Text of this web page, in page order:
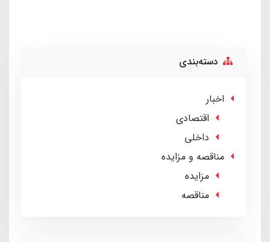
دسته‌بندی
اخبار
اقتصادی
داخلی
مناقصه و مزایده
مزایده
مناقصه